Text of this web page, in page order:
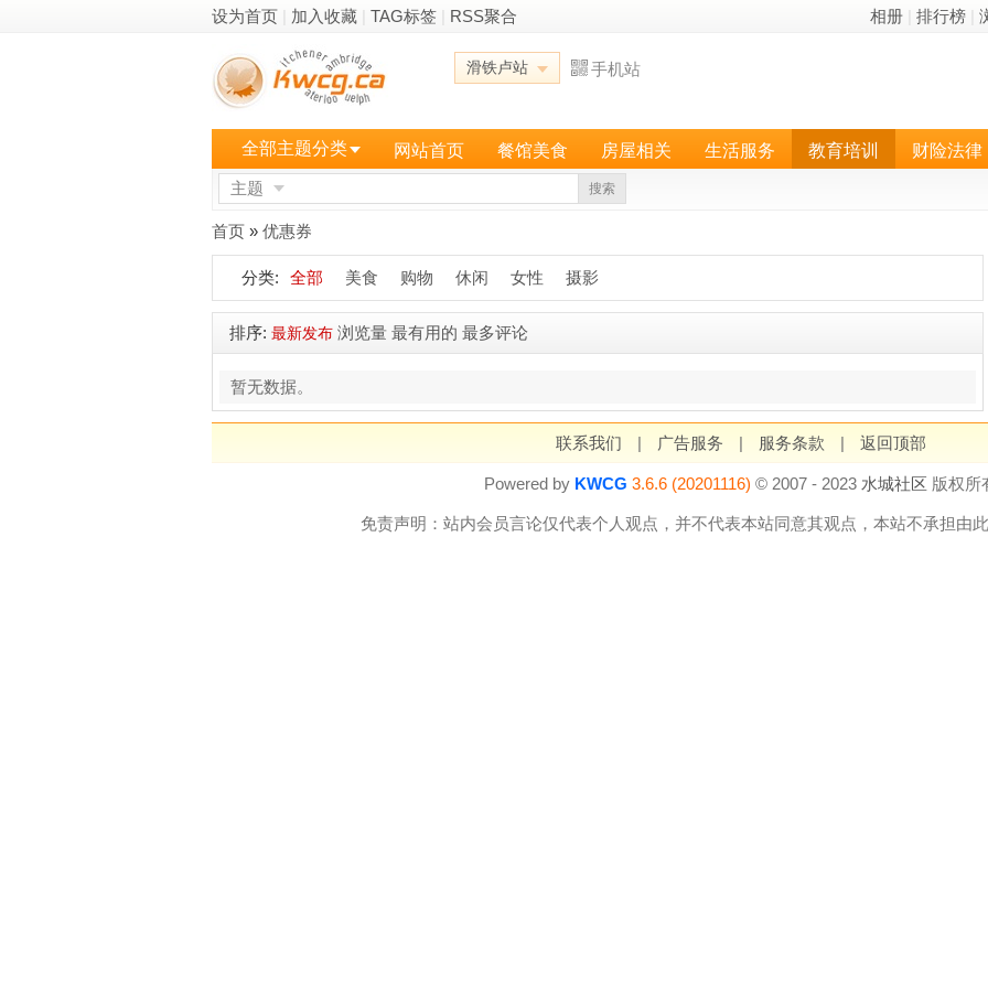
设为首页 加入收藏 TAG标签 RSS聚合 相册 排行榜
滑铁卢站 手机站
全部主题分类 网站首页 餐馆美食 房屋相关 生活服务 教育培训 财险法律
主题 搜索
首页 » 优惠券
分类: 全部 美食 购物 休闲 女性 摄影
排序: 最新发布 浏览量 最有用的 最多评论
暂无数据。
联系我们 | 广告服务 | 服务条款 | 返回顶部
Powered by KWCG 3.6.6 (20201116) © 2007 - 2023 水城社区 版权所
免责声明：站内会员言论仅代表个人观点，并不代表本站同意其观点，本站不承担由此